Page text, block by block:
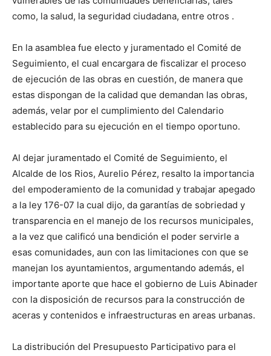
como, la salud, la seguridad ciudadana, entre otros .
En la asamblea fue electo y juramentado el Comité de
Seguimiento, el cual encargara de fiscalizar el proceso
de ejecución de las obras en cuestión, de manera que
estas dispongan de la calidad que demandan las obras,
además, velar por el cumplimiento del Calendario
establecido para su ejecución en el tiempo oportuno.
Al dejar juramentado el Comité de Seguimiento, el
Alcalde de los Rios, Aurelio Pérez, resalto la importancia
del empoderamiento de la comunidad y trabajar apegado
a la ley 176-07 la cual dijo, da garantías de sobriedad y
transparencia en el manejo de los recursos municipales,
a la vez que calificó una bendición el poder servirle a
esas comunidades, aun con las limitaciones con que se
manejan los ayuntamientos, argumentando además, el
importante aporte que hace el gobierno de Luis Abinader
con la disposición de recursos para la construcción de
aceras y contenidos e infraestructuras en areas urbanas.
La distribución del Presupuesto Participativo para el